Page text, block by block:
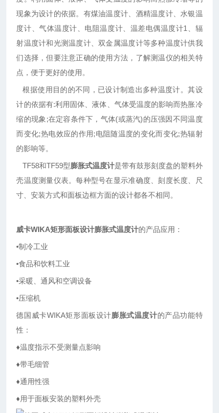
现象为设计的依据。有煤油温度计、酒精温度计、水银温
度计、气体温度计、电阻温度计、温差电偶温度计1、辐
射温度计和光测温度计、双金属温度计等多种温度计供我
们选择，但要注意正确的使用方法，了解测温仪的相关特
点，便于更好的使用。
根据使用目的的不同，已设计制造出多种温度计。其设
计的依据有:利用固体、液体、气体受温度的影响而热胀冷
缩的现象;在定容条件下，气体(或蒸汽)的压强因不同温度
而变化;热电效应的作用;电阻随温度的变化而变化;热辐射
的影响等。
TF58和TF59型膨胀式温度计是带有鼓形刻度盘的塑料外
壳温度测量仪表。每种型号在显示准确度、刻度长度、尺
寸、安装方式和面板边框方面的设计都各不相同。
威卡WIKA矩形面板设计膨胀式温度计的产品应用：
•制冷工业
•食品和饮料工业
•采暖、通风和空调设备
•压缩机
德国威卡WIKA矩形面板设计膨胀式温度计的产品功能特
性：
♦温度指示不受测量点影响
♦带毛细管
♦通用性强
♦用于面板安装的塑料外壳